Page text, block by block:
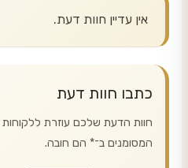
אין עדיין חוות דעת.
כתבו חוות דעת
חוות הדעת שלכם עוזרת ללקוחות
המסומנים ב־* הם חובה.